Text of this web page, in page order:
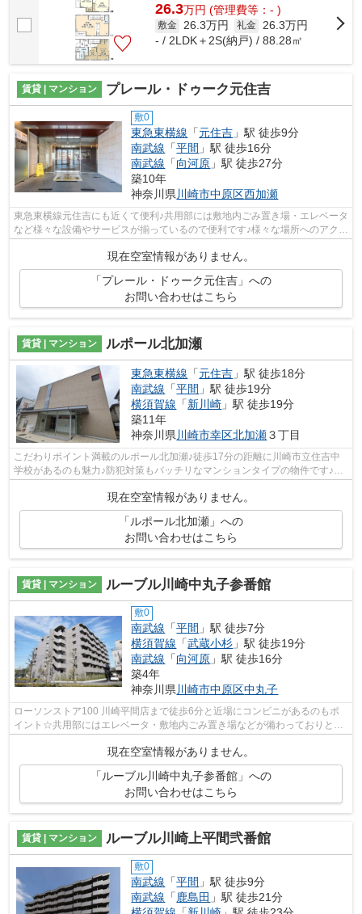
26.3万円 (管理費等：- )
敷金 26.3万円 礼金
26.3万円
- / 2LDK＋2S(納戸) / 88.28㎡
賃貸 | マンション プレール・ドゥーク元住吉
敷0
東急東横線 「元住吉 」駅 徒歩9分
南武線 「平間 」駅 徒歩16分
南武線 「向河原 」駅 徒歩27分
築10年
神奈川県川崎市中原区西加瀬
東急東横線元住吉にも近くて便利♪共用部には敷地内ごみ置き場・エレベータ
など様々な設備やサービスが揃っているので便利です♪様々な場所へのアクセ
現在空室情報がありません。
「プレール・ドゥーク元住吉」への
お問い合わせはこちら
賃貸 | マンション ルポール北加瀬
東急東横線 「元住吉 」駅 徒歩18分
南武線 「平間 」駅 徒歩19分
横須賀線 「新川崎 」駅 徒歩19分
築11年
神奈川県 川崎市幸区北加瀬３丁目
こだわりポイント満載のルポール北加瀬♪徒歩17分の距離に川崎市立住吉中
学校があるのも魅力♪防犯対策もバッチリなマンションタイプの物件です♪敷
現在空室情報がありません。
「ルポール北加瀬」への
お問い合わせはこちら
賃貸 | マンション ルーブル川崎中丸子参番館
敷0
南武線 「平間 」駅 徒歩7分
横須賀線 「武蔵小杉 」駅 徒歩19分
南武線 「向河原 」駅 徒歩16分
築4年
神奈川県 川崎市中原区中丸子
ローソンストア100 川崎平間店まで徒歩6分と近場にコンビニがあるのもポ
イント☆共用部にはエレベータ・敷地内ごみ置き場などが備わっておりとて
も充実しています☆まだまだ新しい築浅物...
現在空室情報がありません。
「ルーブル川崎中丸子参番館」への
お問い合わせはこちら
賃貸 | マンション ルーブル川崎上平間弐番館
敷0
南武線 「平間 」駅 徒歩9分
南武線 「鹿島田 」駅 徒歩21分